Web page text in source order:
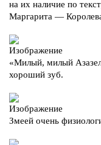
на их наличие по
Маргарита —
«Милый, милый
хороший зуб.
Змеей очень